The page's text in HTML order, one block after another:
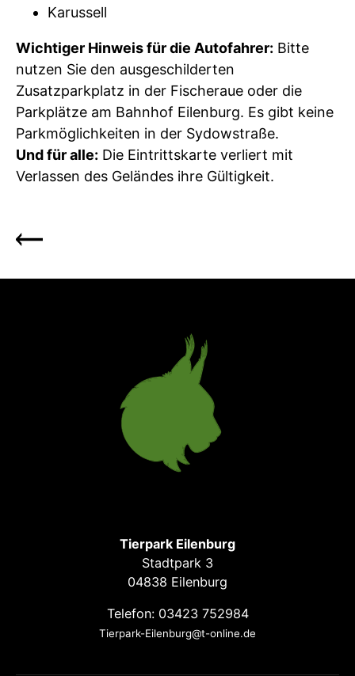
Karussell
Wichtiger Hinweis für die Autofahrer: Bitte
nutzen Sie den ausgeschilderten
Zusatzparkplatz in der Fischeraue oder die
Parkplätze am Bahnhof Eilenburg. Es gibt keine
Parkmöglichkeiten in der Sydowstraße.
Und für alle: Die Eintrittskarte verliert mit
Verlassen des Geländes ihre Gültigkeit.
Tierpark Eilenburg
Stadtpark 3
04838 Eilenburg
Telefon: 03423 752984
Tierpark-Eilenburg@t-online.de